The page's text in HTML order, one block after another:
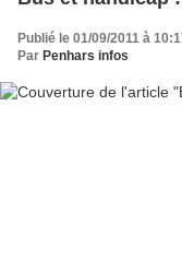
Publié le 01/09/2011 à
Par Penhars infos